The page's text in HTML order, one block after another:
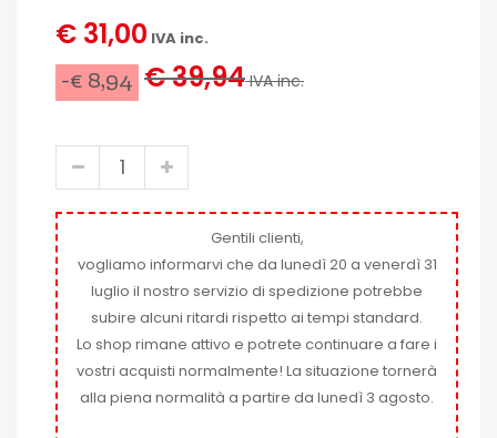
€ 31,00 IVA inc.
-€ 8,94 € 39,94IVA inc.
Gentili clienti,
vogliamo informarvi che da lunedì 20 a venerdì 31
luglio il nostro servizio di spedizione potrebbe
subire alcuni ritardi rispetto ai tempi standard.
Lo shop rimane attivo e potrete continuare a fare i
vostri acquisti normalmente! La situazione tornerà
alla piena normalità a partire da lunedì 3 agosto.